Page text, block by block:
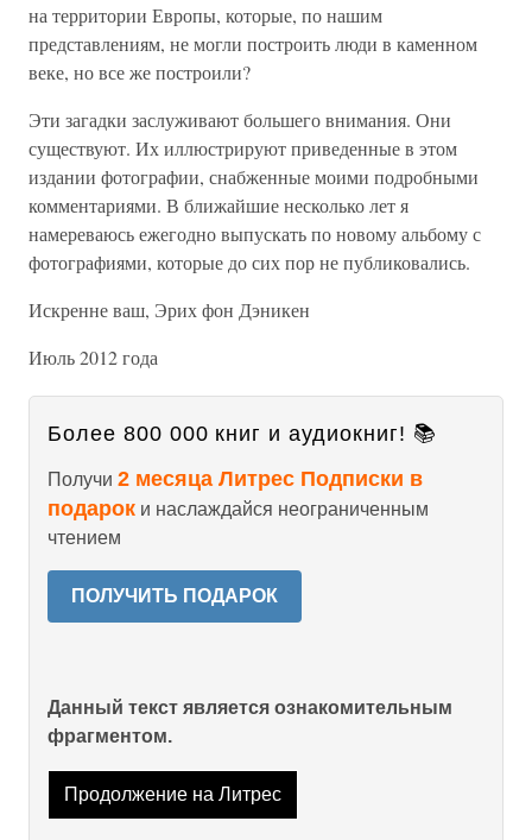
на территории Европы, которые, по нашим
представлениям, не могли построить люди в каменном
веке, но все же построили?
Эти загадки заслуживают большего внимания. Они
существуют. Их иллюстрируют приведенные в этом
издании фотографии, снабженные моими подробными
комментариями. В ближайшие несколько лет я
намереваюсь ежегодно выпускать по новому альбому с
фотографиями, которые до сих пор не публиковались.
Искренне ваш, Эрих фон Дэникен
Июль 2012 года
Более 800 000 книг и аудиокниг! 📚
Получи 2 месяца Литрес Подписки в
подарок и наслаждайся неограниченным
чтением
ПОЛУЧИТЬ ПОДАРОК
Данный текст является ознакомительным
фрагментом.
Продолжение на Литрес